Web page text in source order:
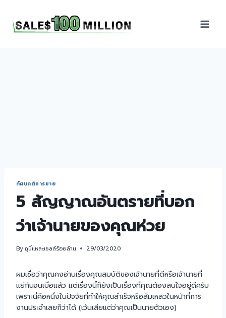
ทัศนคติการขาย
5 สัญญาณอันตรายที่บอก
ว่าเจ้านายของคุณห่วย
Byกูนี่แหละเซลล์ร้อยล้าน 29/03/2020
ผมเชื่อว่าคุณคงอ่านเรื่องคุณสมบัติของเจ้านายที่ดีหรือเจ้านายที่
แย่กันจนเบื่อแล้ว แต่เรื่องนี้ก็ยังเป็นเรื่องที่คุณต้องสนใจอยู่ดีครับ
เพราะนี่คือหนึ่งในปัจจัยที่ทำให้คุณสำเร็จหรือล้มเหลวในหน้าที่การ
งานประจำเลยก็ว่าได้ (เว้นเสียแต่ว่าคุณเป็นนายตัวเอง)